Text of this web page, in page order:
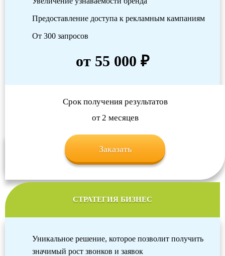
Предоставление доступа к рекламным кампаниям
От 300 запросов
от 55 000 ₽
Срок получения результатов
от 2 месяцев
Заказать
СТРАТЕГИЯ БИЗНЕС
Уникальное решение, которое позволит получить
значимый рост звонков и заявок